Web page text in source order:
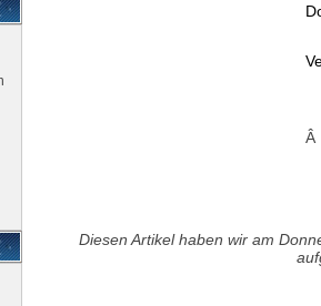
Â
Diesen Artikel haben wir am